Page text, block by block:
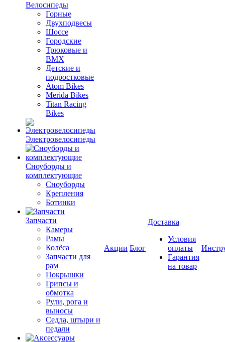
Велосипеды
Горные
Двухподвесы
Шоссе
Городские
Трюковые и
BMX
Детские и
подростковые
Atom Bikes
Merida Bikes
Titan Racing
Bikes
Электровелосипеды
Cноуборды и
комплектующие
Сноуборды
Крепления
Ботинки
Запчасти
Камеры
Рамы
Колёса
Запчасти для
рам
Покрышки
Грипсы и
обмотка
Рули, рога и
выносы
Седла, штыри и
педали
Акции Блог
Доставка
Условия
оплаты
Гарантия
на товар